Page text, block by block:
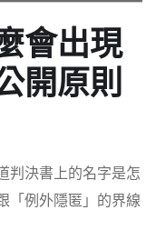
會出現
開原則
判決書上的名字是怎
「例外隱匿」的界線